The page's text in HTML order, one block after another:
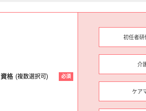
資格 (複数選択可) 必須
初任者研
介
ケア